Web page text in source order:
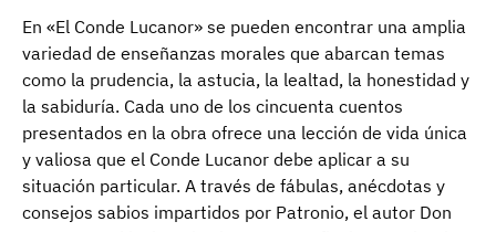
En «El Conde Lucanor» se pueden encontrar una amplia
variedad de enseñanzas morales que abarcan temas
como la prudencia, la astucia, la lealtad, la honestidad y
la sabiduría. Cada uno de los cincuenta cuentos
presentados en la obra ofrece una lección de vida única
y valiosa que el Conde Lucanor debe aplicar a su
situación particular. A través de fábulas, anécdotas y
consejos sabios impartidos por Patronio, el autor Don